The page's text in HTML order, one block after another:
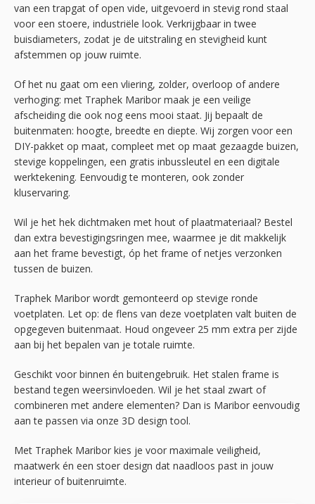
van een trapgat of open vide, uitgevoerd in stevig rond staal
voor een stoere, industriële look. Verkrijgbaar in twee
buisdiameters, zodat je de uitstraling en stevigheid kunt
afstemmen op jouw ruimte.
Of het nu gaat om een vliering, zolder, overloop of andere
verhoging: met Traphek Maribor maak je een veilige
afscheiding die ook nog eens mooi staat. Jij bepaalt de
buitenmaten: hoogte, breedte en diepte. Wij zorgen voor een
DIY-pakket op maat, compleet met op maat gezaagde buizen,
stevige koppelingen, een gratis inbussleutel en een digitale
werktekening. Eenvoudig te monteren, ook zonder
kluservaring.
Wil je het hek dichtmaken met hout of plaatmateriaal? Bestel
dan extra bevestigingsringen mee, waarmee je dit makkelijk
aan het frame bevestigt, óp het frame of netjes verzonken
tussen de buizen.
Traphek Maribor wordt gemonteerd op stevige ronde
voetplaten. Let op: de flens van deze voetplaten valt buiten de
opgegeven buitenmaat. Houd ongeveer 25 mm extra per zijde
aan bij het bepalen van je totale ruimte.
Geschikt voor binnen én buitengebruik. Het stalen frame is
bestand tegen weersinvloeden. Wil je het staal zwart of
combineren met andere elementen? Dan is Maribor eenvoudig
aan te passen via onze 3D design tool.
Met Traphek Maribor kies je voor maximale veiligheid,
maatwerk én een stoer design dat naadloos past in jouw
interieur of buitenruimte.